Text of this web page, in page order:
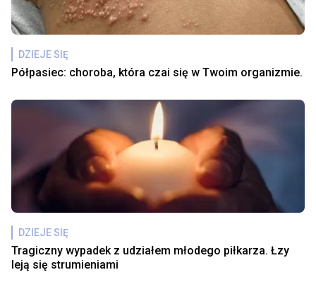
DZIEJE SIĘ
Półpasiec: choroba, która czai się w Twoim organizmie.
DZIEJE SIĘ
Tragiczny wypadek z udziałem młodego piłkarza. Łzy
leją się strumieniami